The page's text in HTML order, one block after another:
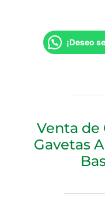
¡Deseo
Venta de
Gavetas